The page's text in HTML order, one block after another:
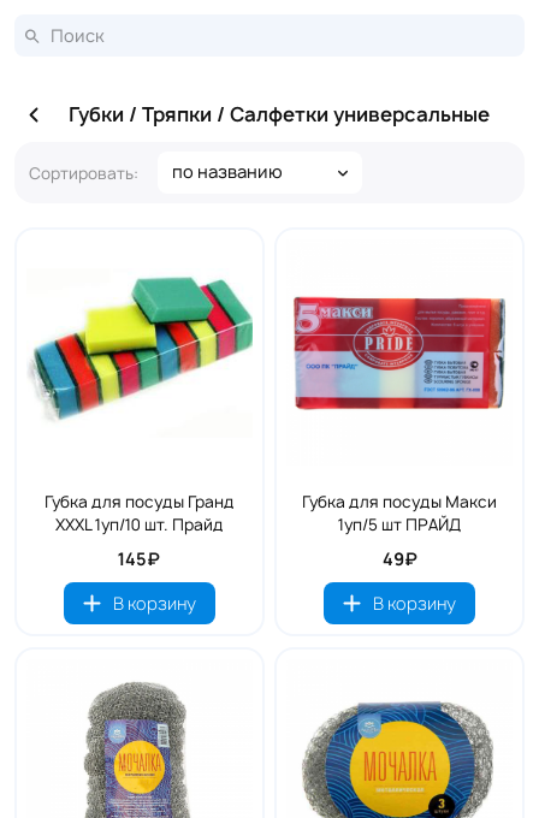
Губки / Тряпки / Салфетки универсальные
Сортировать: по названию
Губка для посуды Гранд
XXXL 1уп/10 шт. Прайд
145₽
В корзину
Губка для посуды Макси
1уп/5 шт ПРАЙД
49₽
В корзину